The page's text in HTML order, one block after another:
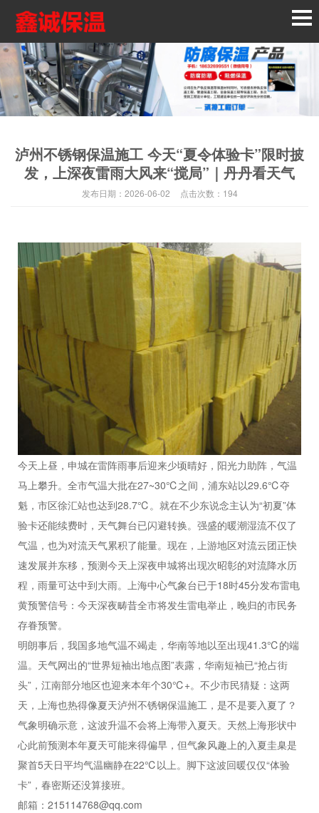
泸州不锈钢保温施工 今天“夏令体验卡”限时披
发，上深夜雷雨大风来“搅局”｜丹丹看天气
发布日期： 2026-06-02 点击次数： 194
今天上昼，申城在雷阵雨事后迎来少顷晴好，阳光力助阵，气温
马上攀升。全市气温大批在27~30℃之间，浦东站以29.6℃夺
魁，市区徐汇站也达到28.7℃。就在不少东说念主认为“初夏”体
验卡还能续费时，天气舞台已闪避转换。强盛的暖潮湿流不仅了
气温，也为对流天气累积了能量。现在，上游地区对流云团正快
速发展并东移，预测今天上深夜申城将出现次昭彰的对流降水历
程，雨量可达中到大雨。上海中心气象台已于18时45分发布雷电
黄预警信号：今天深夜畴昔全市将发生雷电举止，晚归的市民务
存眷预警。
明朗事后，我国多地气温不竭走，华南等地以至出现41.3℃的端
温。天气网出的“世界短袖出地点图”表露，华南短袖已“抢占街
头”，江南部分地区也迎来本年个30℃+。不少市民猜疑：这两
天，上海也热得像夏天泸州不锈钢保温施工，是不是要入夏了？
气象明确示意，这波升温不会将上海带入夏天。天然上海形状中
心此前预测本年夏天可能来得偏早，但气象风趣上的入夏圭臬是
聚首5天日平均气温幽静在22℃以上。脚下这波回暖仅仅“体验
卡”，春密斯还没算接班。
邮箱：215114768@qq.com